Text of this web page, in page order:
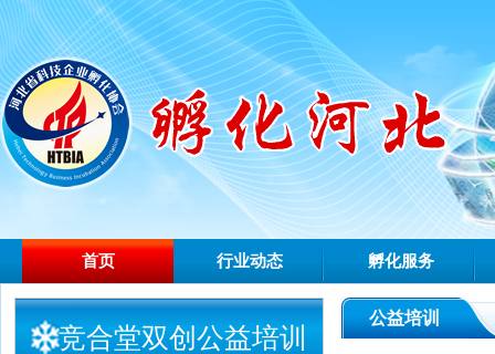
首页 行业动态 孵化服务
竞合堂双创公益培训
公益培训